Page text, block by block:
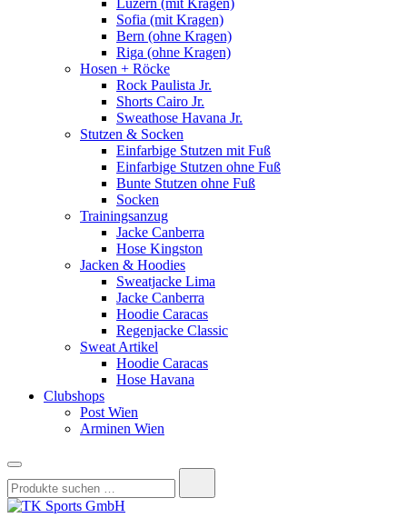
Luzern (mit Kragen)
Sofia (mit Kragen)
Bern (ohne Kragen)
Riga (ohne Kragen)
Hosen + Röcke
Rock Paulista Jr.
Shorts Cairo Jr.
Sweathose Havana Jr.
Stutzen & Socken
Einfarbige Stutzen mit Fuß
Einfarbige Stutzen ohne Fuß
Bunte Stutzen ohne Fuß
Socken
Trainingsanzug
Jacke Canberra
Hose Kingston
Jacken & Hoodies
Sweatjacke Lima
Jacke Canberra
Hoodie Caracas
Regenjacke Classic
Sweat Artikel
Hoodie Caracas
Hose Havana
Clubshops
Post Wien
Arminen Wien
nach: